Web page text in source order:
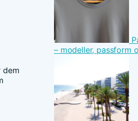
dem
– modeller, passform